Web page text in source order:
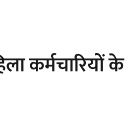
कर्मचारियों